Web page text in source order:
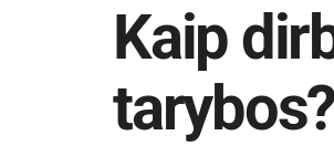
Kaip
tarybos?